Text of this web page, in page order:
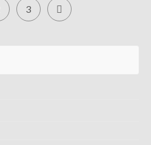
3 Aller à la page suivante